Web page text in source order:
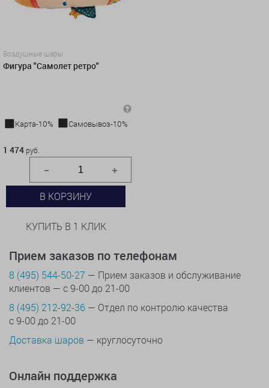
Воздушные шары
Фигура "Самолет ретро"
Карта-10%
Самовывоз-10%
1 474 руб.
В КОРЗИНУ
КУПИТЬ В 1 КЛИК
Прием заказов по телефонам
8 (495) 544-50-27 — Прием заказов и обслуживание
клиентов — с 9-00 до 21-00
8 (495) 212-92-36 — Отдел по контролю качества
с 9-00 до 21-00
Доставка шаров — круглосуточно
Онлайн поддержка